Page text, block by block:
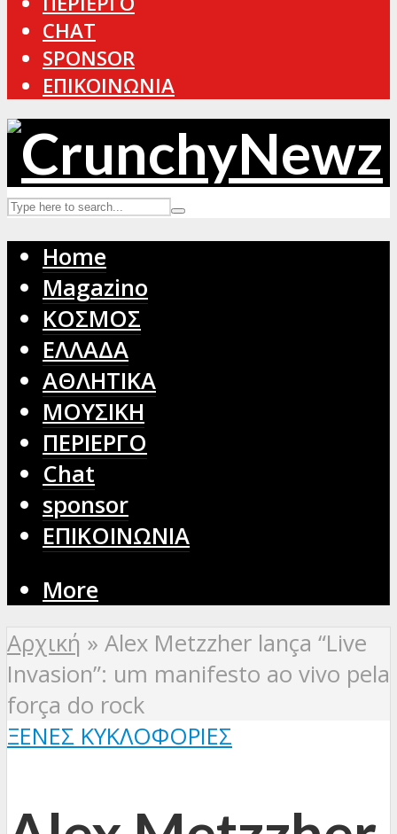
CHAT
SPONSOR
ΕΠΙΚΟΙΝΩΝΙΑ
Home
Magazino
ΚΟΣΜΟΣ
ΕΛΛΑΔΑ
ΑΘΛΗΤΙΚΑ
ΜΟΥΣΙΚΗ
ΠΕΡΙΕΡΓΟ
Chat
sponsor
ΕΠΙΚΟΙΝΩΝΙΑ
More
Αρχική » Alex Metzzher lança “Live
Invasion”: um manifesto ao vivo pela
força do rock
ΞΈΝΕΣ ΚΥΚΛΟΦΟΡΊΕΣ